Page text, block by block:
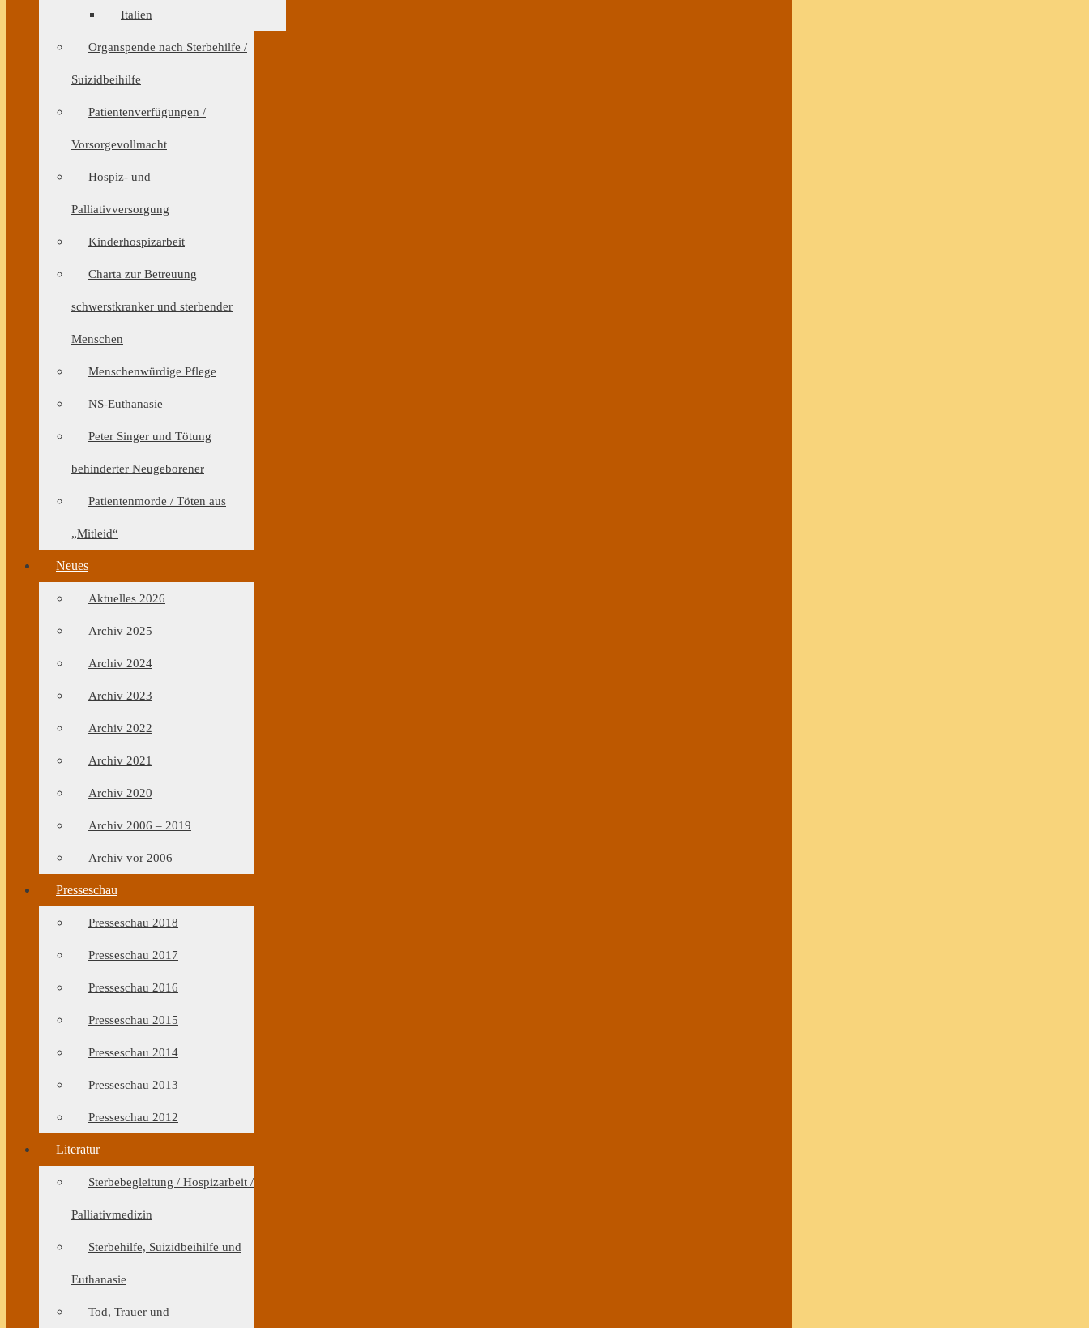
Italien
Organspende nach Sterbehilfe /
Suizidbeihilfe
Patientenverfügungen /
Vorsorgevollmacht
Hospiz- und
Palliativversorgung
Kinderhospizarbeit
Charta zur Betreuung
schwerstkranker und sterbender
Menschen
Menschenwürdige Pflege
NS-Euthanasie
Peter Singer und Tötung
behinderter Neugeborener
Patientenmorde / Töten aus
„Mitleid“
Neues
Aktuelles 2026
Archiv 2025
Archiv 2024
Archiv 2023
Archiv 2022
Archiv 2021
Archiv 2020
Archiv 2006 – 2019
Archiv vor 2006
Presseschau
Presseschau 2018
Presseschau 2017
Presseschau 2016
Presseschau 2015
Presseschau 2014
Presseschau 2013
Presseschau 2012
Literatur
Sterbebegleitung / Hospizarbeit /
Palliativmedizin
Sterbehilfe, Suizidbeihilfe und
Euthanasie
Tod, Trauer und